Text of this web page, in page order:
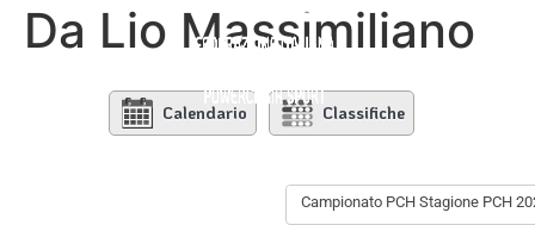
Da Lio Massimiliano
Calendario Classifiche
Campionato PCH Stagione PCH